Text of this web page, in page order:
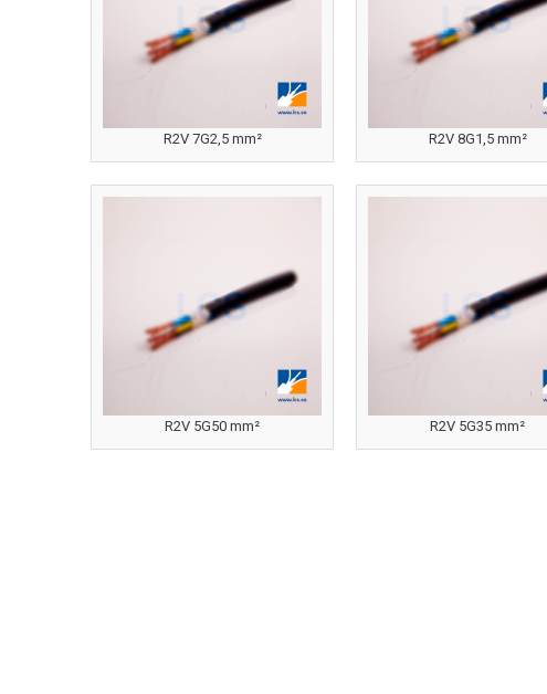
R2V 7G2,5 mm² R2V 8G1,5 mm²
R2V 5G50 mm² R2V 5G35 mm²